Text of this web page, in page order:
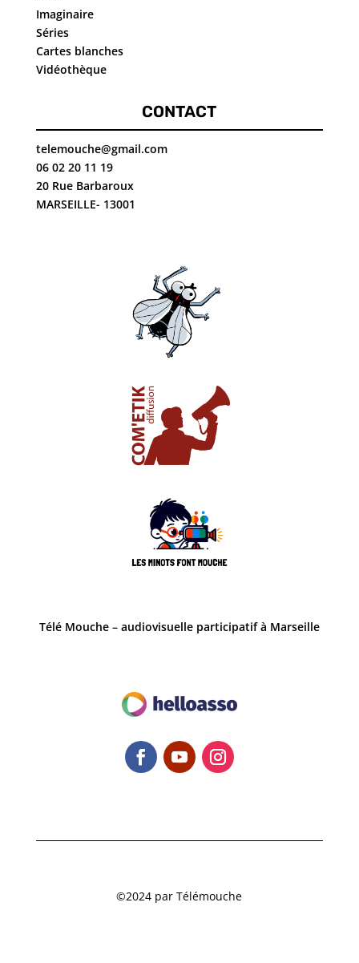
Imaginaire
Séries
Cartes blanches
Vidéothèque
CONTACT
telemouche@gmail.com
06 02 20 11 19
20 Rue Barbaroux
MARSEILLE- 13001
Télé Mouche – audiovisuelle participatif à Marseille
©2024 par Télémouche